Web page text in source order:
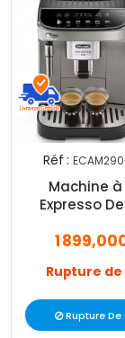
Réf :
Machine
Expresso
Silver
1
Rupture
Rupture De